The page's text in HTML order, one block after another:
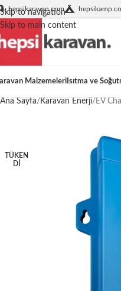
Skip to navigation
Skip to main content
hepsikaravan.com
Malzemeleri Isıtma ve
Ana Sayfa Karavan Enerji EV
TÜKEN
DI